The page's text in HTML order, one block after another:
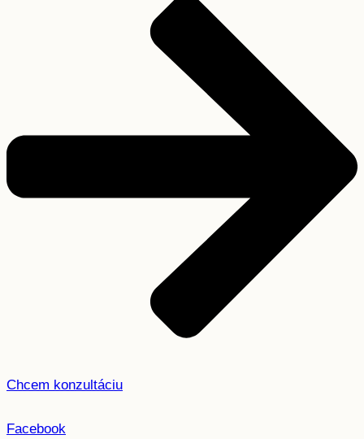
Chcem konzultáciu
Facebook